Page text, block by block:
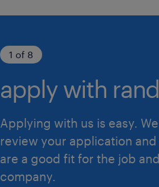
1 of 8
apply with
Applying with us is easy.
review your application and
are a good fit for the job
company.